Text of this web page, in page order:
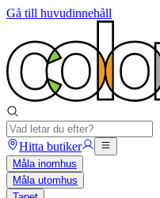
Gå till huvudinnehåll
Hitta butiker
Måla inomhus
Måla utomhus